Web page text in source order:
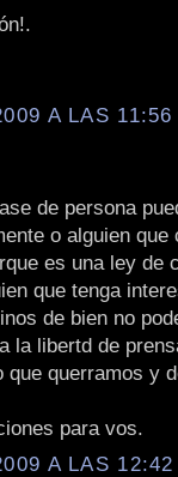
A LAS 11:56
de persona
o alguien que
es una ley de
que tenga
de bien no
la libertd de
querramos y
para vos.
A LAS 12:42